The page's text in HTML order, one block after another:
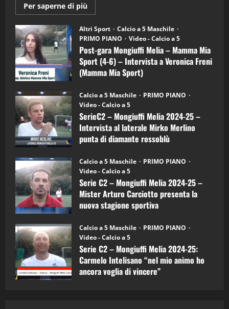
Per saperne di più
informazioni
Post-
gara
Mongiuffi
Melia
–
Mamma
Mia
Sport
6)
–
Intervista
a
mister
Arturo
Carciotto
(Mongiuffi
Altri Sport
Calcio a 5 Maschile
PRIMO PIANO
Video - Calcio a 5
Post-gara Mongiuffi Melia – Mamma Mia
Sport (4-6) – Intervista a Veronica Freni
(Mamma Mia Sport)
Calcio a 5 Maschile
PRIMO PIANO
Video - Calcio a 5
SerieC2 – Mongiuffi Melia 2024-25 –
Intervista al laterale Mirko Merlino
punta di diamante rossoblù
Calcio a 5 Maschile
PRIMO PIANO
Video - Calcio a 5
Serie C2 – Mongiuffi Melia 2024-25 –
Mister Arturo Carciotto presenta la
nuova stagione sportiva
Calcio a 5 Maschile
PRIMO PIANO
Video - Calcio a 5
Serie C2 – Mongiuffi Melia 2024-25:
Carmelo Intelisano “nel mio animo ho
ancora voglia di vincere”
3
"SportEmpire" in Podcast
“SportEmpire” in Podcast: 28^ Puntata
(Martedi 21 Aprile 2026)
21/04/2026
4
“SportEmpire” in Podcast: 27^ Puntata
(Martedi 14 Aprile 2026)
15/04/2026
5
“SportEmpire” in Podcast: 26^ Puntata
(Martedi 07 Aprile 2026)
08/04/2026
1
“SportEmpire” in Podcast: 30^ Puntata
(Martedi 05 Maggio 2026)
08/05/2026